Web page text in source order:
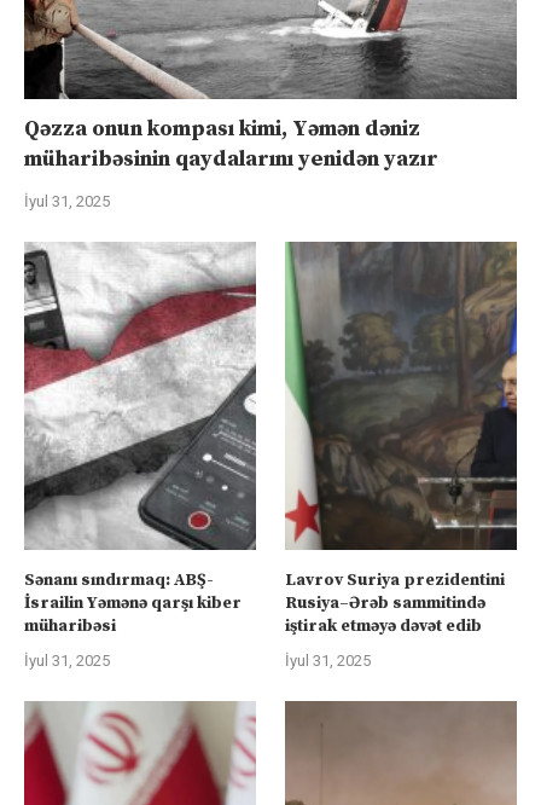
Qəzza onun kompası kimi, Yəmən dəniz
müharibəsinin qaydalarını yenidən yazır
İyul 31, 2025
Sənanı sındırmaq: ABŞ-
İsrailin Yəmənə qarşı kiber
müharibəsi
İyul 31, 2025
Lavrov Suriya prezidentini
Rusiya–Ərəb sammitində
iştirak etməyə dəvət edib
İyul 31, 2025